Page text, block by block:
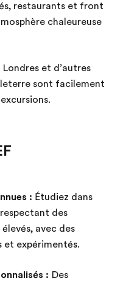
restaurants et front
chaleureuse
Londres et d’autres
sont facilement
: Étudiez dans
des
avec des
et expérimentés.
: Des